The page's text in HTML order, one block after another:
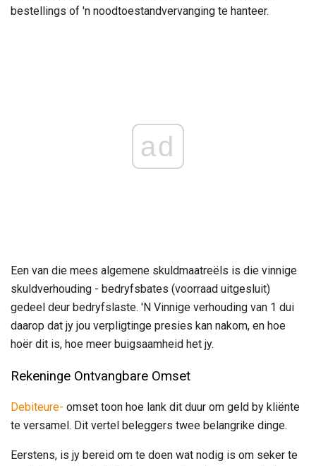
bestellings of 'n noodtoestandvervanging te hanteer.
ad
Een van die mees algemene skuldmaatreëls is die vinnige
skuldverhouding - bedryfsbates (voorraad uitgesluit)
gedeel deur bedryfslaste. 'N Vinnige verhouding van 1 dui
daarop dat jy jou verpligtinge presies kan nakom, en hoe
hoër dit is, hoe meer buigsaamheid het jy.
Rekeninge Ontvangbare Omset
Debiteure- omset toon hoe lank dit duur om geld by kliënte
te versamel. Dit vertel beleggers twee belangrike dinge.
Eerstens, is jy bereid om te doen wat nodig is om seker te